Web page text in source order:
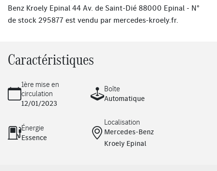
Benz Kroely Epinal 44 Av. de Saint-Dié 88000 Epinal - N°
de stock 295877 est vendu par mercedes-kroely.fr.
Caractéristiques
1ère mise en
circulation
12/01/2023
Boîte
Automatique
Énergie
Essence
Localisation
Mercedes-Benz
Kroely Epinal